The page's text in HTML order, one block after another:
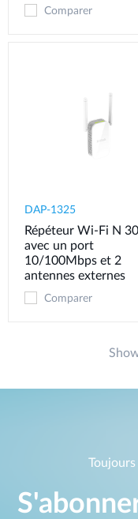
Comparer
DAP-1325
Répéteur Wi-Fi N
avec un port
10/100Mbps et 2
antennes externes
Comparer